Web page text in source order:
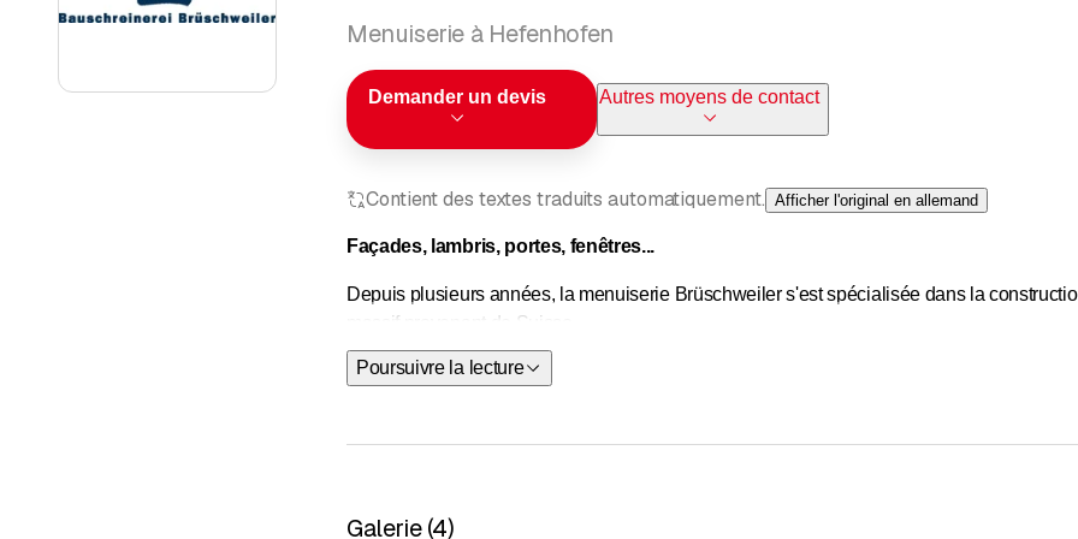
Menuiserie à Hefenhofen
Demander un devis Autres moyens de contact
Contient des textes traduits automatiquement. Afficher l'original en allemand
Façades, lambris, portes, fenêtres...
Depuis plusieurs années, la menuiserie Brüschweiler s'est spécialisée dans la
massif provenant de Suisse.
Nous estimons que la qualité de vie dépend notamment d'un habitat construit selon les
Nous nous engageons par conviction en faveur de la construction en bois biologique.
Poursuivre la lecture
Galerie (4)